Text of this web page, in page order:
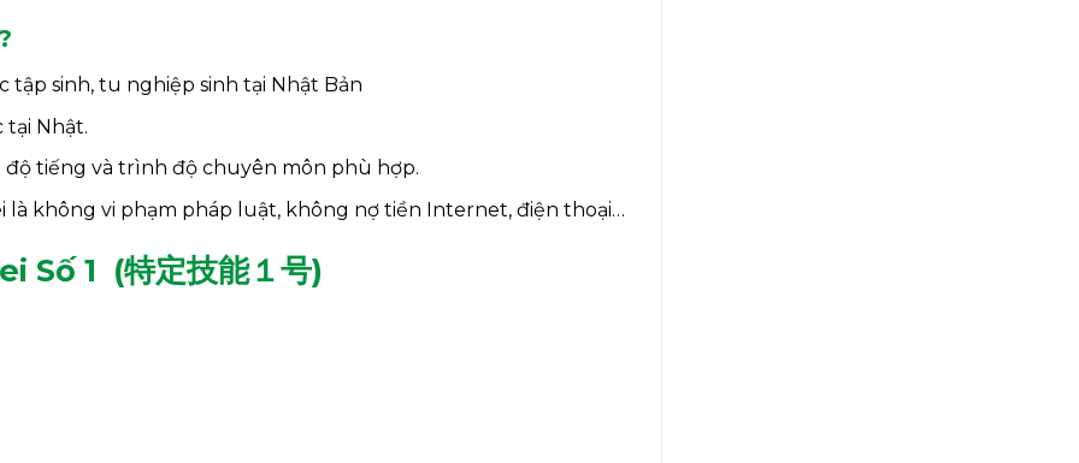
sinh, tu nghiệp sinh tại Nhật Bản
Nhật.
tiếng và trình độ chuyên môn phù hợp.
không vi phạm pháp luật, không nợ tiền Internet, điện thoại…
Số 1 (特定技能１号)